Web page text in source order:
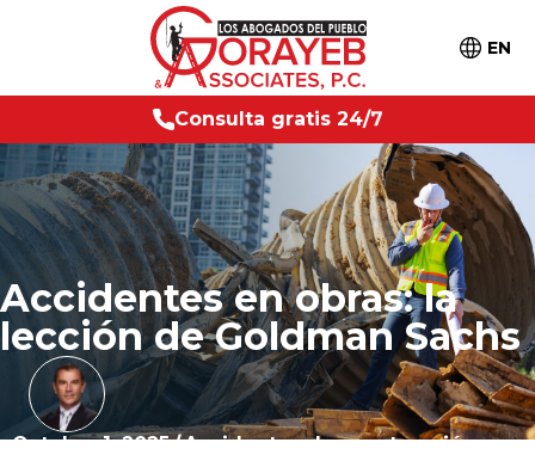
EN
Consulta gratis 24/7
Accidentes en obras: la
lección de Goldman Sachs
Octubre 1, 2025/Accidentes de construcción